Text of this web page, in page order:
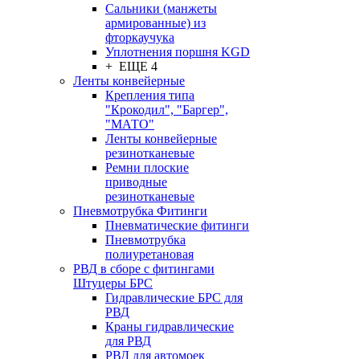
Сальники (манжеты
армированные) из
фторкаучука
Уплотнения поршня KGD
+ ЕЩЕ 4
Ленты конвейерные
Крепления типа
"Крокодил", "Баргер",
"МАТО"
Ленты конвейерные
резинотканевые
Ремни плоские
приводные
резинотканевые
Пневмотрубка Фитинги
Пневматические фитинги
Пневмотрубка
полиуретановая
РВД в сборе с фитингами
Штуцеры БРС
Гидравлические БРС для
РВД
Краны гидравлические
для РВД
РВД для автомоек